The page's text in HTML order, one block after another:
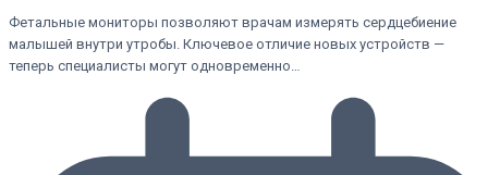
Фетальные мониторы позволяют врачам измерять сердцебиение
малышей внутри утробы. Ключевое отличие новых устройств —
теперь специалисты могут одновременно…